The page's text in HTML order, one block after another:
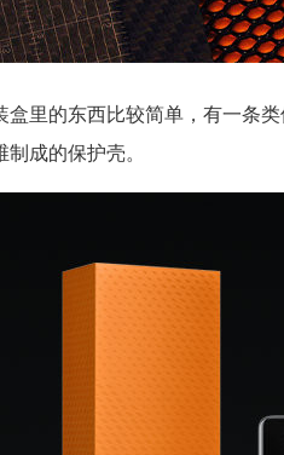
盒里的东西比较简单，有一条
制成的保护壳。